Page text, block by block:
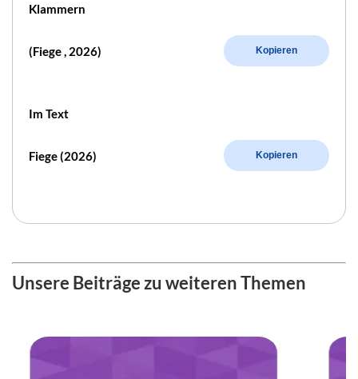
Klammern
(Fiege , 2026) Kopieren
Im Text
Fiege (2026) Kopieren
Unsere Beiträge zu weiteren Themen